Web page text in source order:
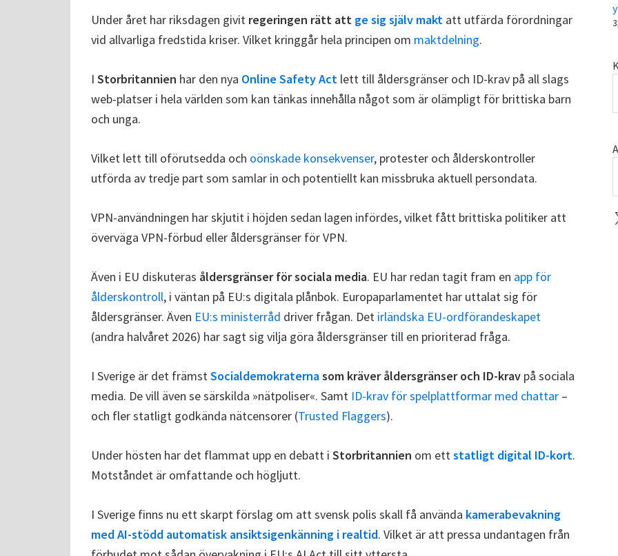
Under året har riksdagen givit regeringen rätt att ge sig själv makt att utfärda förordningar
vid allvarliga fredstida kriser. Vilket kringgår hela principen om maktdelning.
I Storbritannien har den nya Online Safety Act lett till åldersgränser och ID-krav på all slags
web-platser i hela världen som kan tänkas innehålla något som är olämpligt för brittiska barn
och unga.
Vilket lett till oförutsedda och oönskade konsekvenser, protester och ålderskontroller
utförda av tredje part som samlar in och potentiellt kan missbruka aktuell persondata.
VPN-användningen har skjutit i höjden sedan lagen infördes, vilket fått brittiska politiker att
överväga VPN-förbud eller åldersgränser för VPN.
Även i EU diskuteras åldersgränser för sociala media. EU har redan tagit fram en app för
ålderskontroll, i väntan på EU:s digitala plånbok. Europaparlamentet har uttalat sig för
åldersgränser. Även EU:s ministerråd driver frågan. Det irländska EU-ordförandeskapet
(andra halvåret 2026) har sagt sig vilja göra åldersgränser till en prioriterad fråga.
I Sverige är det främstSocialdemokraternasom kräver åldersgränser och ID-krav på sociala
media. De vill även se särskilda »nätpoliser«. Samt ID-krav för spelplattformar med chattar –
och fler statligt godkända nätcensorer (Trusted Flaggers).
Under hösten har det flammat upp en debatt i Storbritannien om ettstatligt digital ID-kort.
Motståndet är omfattande och högljutt.
I Sverige finns nu ett skarpt förslag om att svensk polis skall få använda kamerabevakning
med AI-stödd automatisk ansiktsigenkänning i realtid. Vilket är att pressa undantagen från